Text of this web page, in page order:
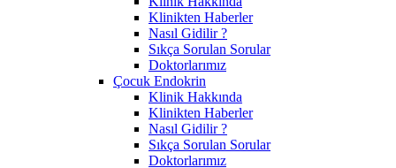
Klinikten Haberler
Nasıl Gidilir ?
Sıkça Sorulan Sorular
Doktorlarımız
Çocuk Endokrin
Klinik Hakkında
Klinikten Haberler
Nasıl Gidilir ?
Sıkça Sorulan Sorular
Doktorlarımız